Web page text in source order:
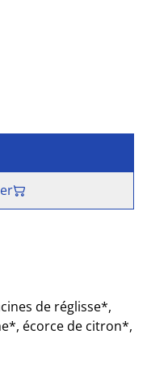
de réglisse*,
écorce de citron*,